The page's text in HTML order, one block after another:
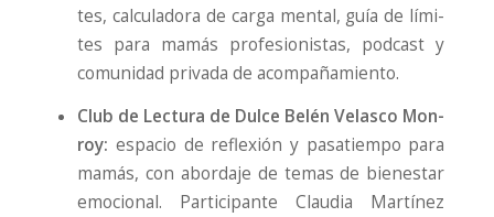
tes, cal­cu­la­do­ra de car­ga men­tal, guía de lími­
tes para mamás pro­fe­sio­nis­tas, pod­cast y
comu­ni­dad pri­va­da de acom­pa­ña­mien­to.
Club de Lec­tu­ra de Dul­ce Belén Velas­co Mon­
roy: espa­cio de refle­xión y pasa­tiem­po para
mamás, con abor­da­je de temas de bien­es­tar
emo­cio­nal. Par­ti­ci­pan­te Clau­dia Mar­tí­nez